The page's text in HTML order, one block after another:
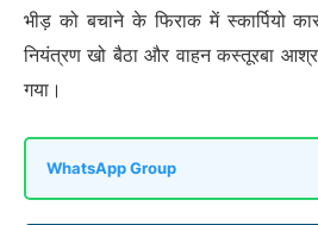
भीड़ को बचाने के फिराक में स्कार्पियो
नियंत्रण खो बैठा और वाहन कस्तूरबा
गया।
WhatsApp Group